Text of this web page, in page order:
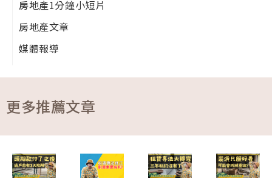
房地產1分鐘小短片
房地產文章
媒體報導
更多推薦文章